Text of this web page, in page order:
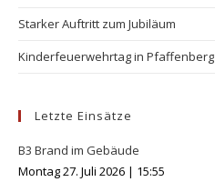
Starker Auftritt zum Jubiläum
Kinderfeuerwehrtag in Pfaffenberg
Letzte Einsätze
B3 Brand im Gebäude
Montag 27. Juli 2026 | 15:55